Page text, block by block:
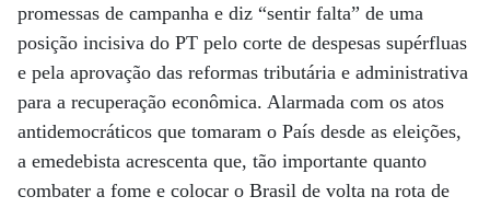
promessas de campanha e diz “sentir falta” de uma
posição incisiva do PT pelo corte de despesas supérfluas
e pela aprovação das reformas tributária e administrativa
para a recuperação econômica. Alarmada com os atos
antidemocráticos que tomaram o País desde as eleições,
a emedebista acrescenta que, tão importante quanto
combater a fome e colocar o Brasil de volta na rota de